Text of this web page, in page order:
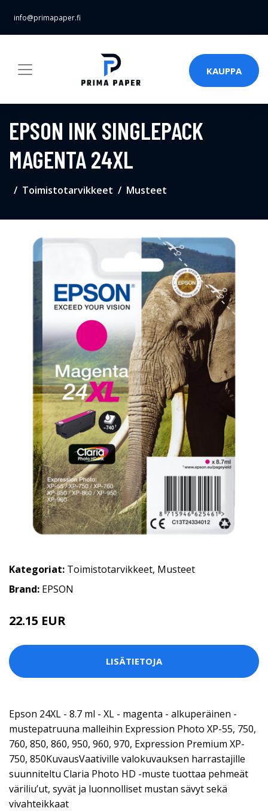
info@primapaper.fi
KAUPPA
EPSON INK SINGLEPACK
MAGENTA 24XL
Toimistotarvikkeet Musteet
Kategoriat: Toimistotarvikkeet, Musteet
Brand: EPSON
22.15 EUR
LISÄTIETOJA
Epson 24XL - 8.7 ml - XL - magenta - alkuperäinen -
mustepatruuna malleihin Expression Photo XP-55, 750,
760, 850, 860, 950, 960, 970, Expression Premium XP-
750, 850KuvausVaativille valokuvauksen harrastajille
suunniteltu Claria Photo HD -muste tuottaa pehmeät
väriliu’ut, syvät ja luonnolliset mustan sävyt sekä
vivahteikkaat